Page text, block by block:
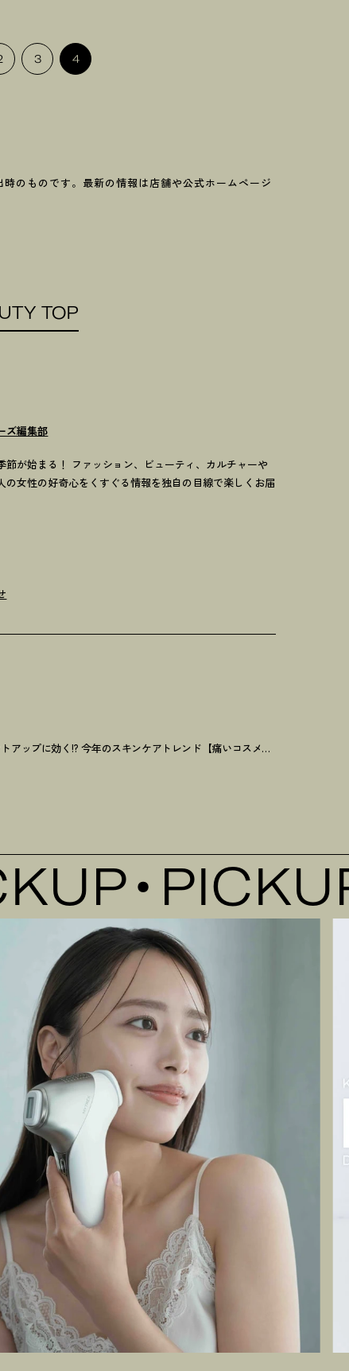
3 4
のものです。最新の情報は店舗や公式ホームページ
TOP
ズ編集部
節が始まる！ ファッション、ビューティ、カルチャーや
の女性の好奇心をくすぐる情報を独自の目線で楽しくお届
シワやリフトアップに効く!? 今年のスキンケアトレンド【痛いコスメ】痛さ順に勝手にランキング
PICKUP